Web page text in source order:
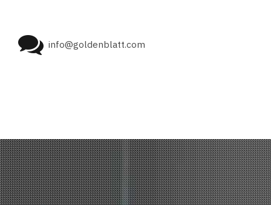
info@goldenblatt.com